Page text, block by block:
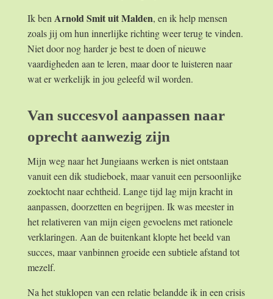
Ik ben Arnold Smit uit Malden, en ik help mensen
zoals jij om hun innerlijke richting weer terug te vinden.
Niet door nog harder je best te doen of nieuwe
vaardigheden aan te leren, maar door te luisteren naar
wat er werkelijk in jou geleefd wil worden.
Van succesvol aanpassen naar
oprecht aanwezig zijn
Mijn weg naar het Jungiaans werken is niet ontstaan
vanuit een dik studieboek, maar vanuit een persoonlijke
zoektocht naar echtheid. Lange tijd lag mijn kracht in
aanpassen, doorzetten en begrijpen. Ik was meester in
het relativeren van mijn eigen gevoelens met rationele
verklaringen. Aan de buitenkant klopte het beeld van
succes, maar vanbinnen groeide een subtiele afstand tot
mezelf.
Na het stuklopen van een relatie belandde ik in een crisis